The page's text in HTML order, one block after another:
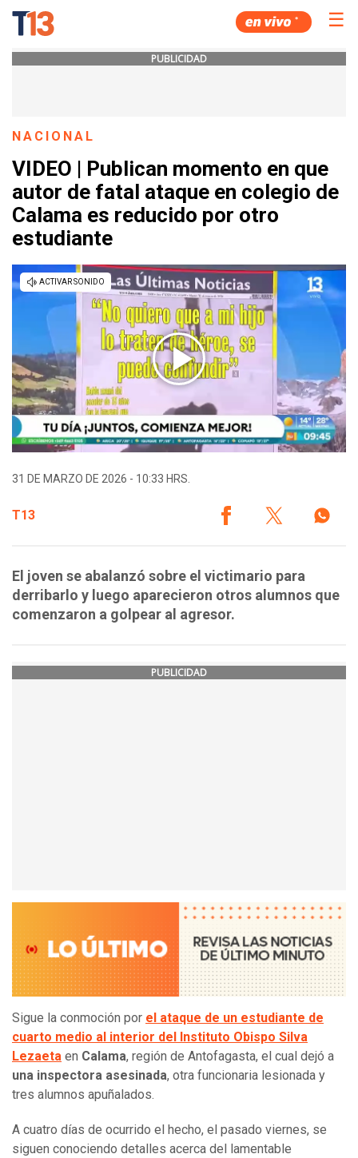
☰
PUBLICIDAD
NACIONAL
VIDEO | Publican momento en que
autor de fatal ataque en colegio de
Calama es reducido por otro
estudiante
31 DE MARZO DE 2026 - 10:33 HRS.
T13
El joven se abalanzó sobre el victimario para
derribarlo y luego aparecieron otros alumnos que
comenzaron a golpear al agresor.
PUBLICIDAD
Sigue la conmoción por el ataque de un estudiante de
cuarto medio al interior del Instituto Obispo Silva
Lezaeta en Calama, región de Antofagasta, el cual dejó a
una inspectora asesinada, otra funcionaria lesionada y
tres alumnos apuñalados.
A cuatro días de ocurrido el hecho, el pasado viernes, se
siguen conociendo detalles acerca del lamentable